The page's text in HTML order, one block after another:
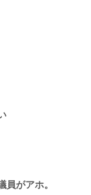
員がアホ。